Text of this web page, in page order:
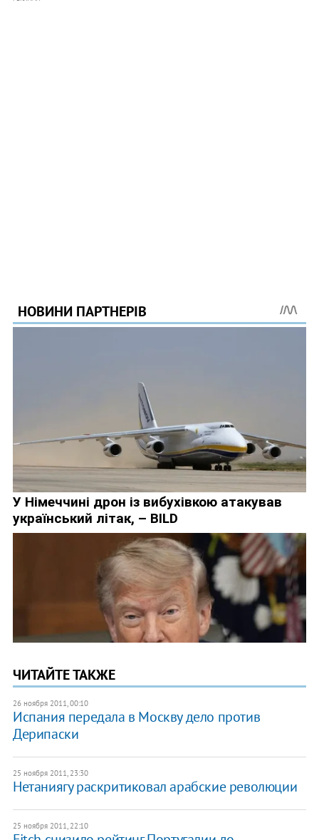
ЧИТАЙТЕ ТАКЖЕ
26 ноября 2011, 00:10
Испания передала в Москву дело против
Дерипаски
25 ноября 2011, 23:30
Нетаниягу раскритиковал арабские революции
25 ноября 2011, 22:10